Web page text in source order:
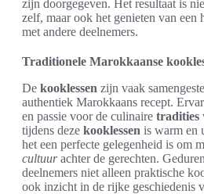
zijn doorgegeven. Het resultaat is
zelf, maar ook het genieten van een
met andere deelnemers.
Traditionele Marokkaanse
De kooklessen zijn vaak
authentiek Marokkaans recept.
en passie voor de culinaire tradities
tijdens deze kooklessen is warm en
het een perfecte gelegenheid is om
cultuurachter de gerechten.
deelnemers niet alleen praktische
ook inzicht in de rijke geschiedenis